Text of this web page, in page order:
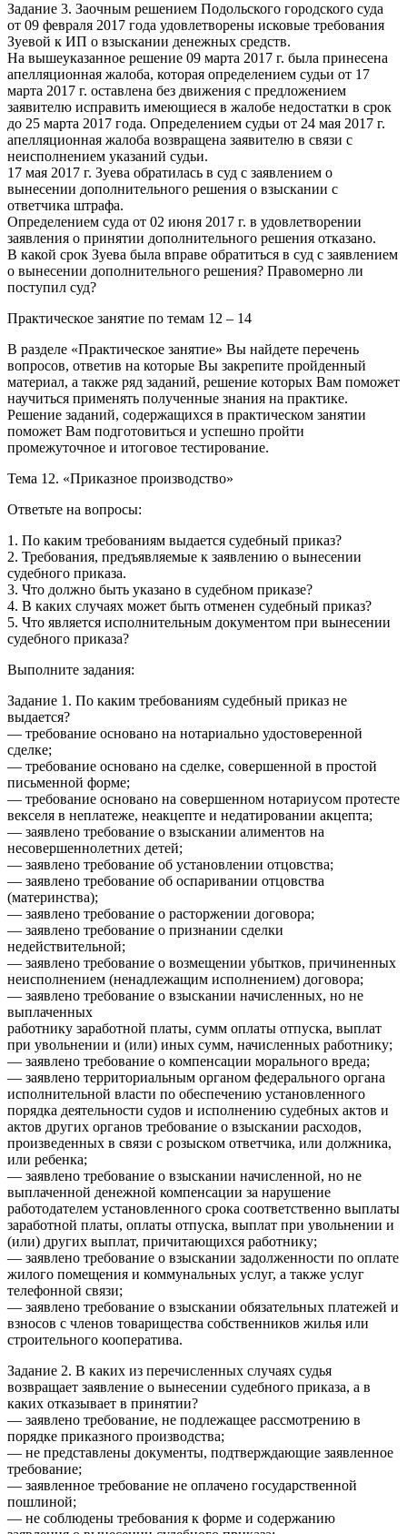
Задание 3. Заочным решением Подольского городского суда
от 09 февраля 2017 года удовлетворены исковые требования
Зуевой к ИП о взыскании денежных средств.
На вышеуказанное решение 09 марта 2017 г. была принесена
апелляционная жалоба, которая определением судьи от 17
марта 2017 г. оставлена без движения с предложением
заявителю исправить имеющиеся в жалобе недостатки в срок
до 25 марта 2017 года. Определением судьи от 24 мая 2017 г.
апелляционная жалоба возвращена заявителю в связи с
неисполнением указаний судьи.
17 мая 2017 г. Зуева обратилась в суд с заявлением о
вынесении дополнительного решения о взыскании с
ответчика штрафа.
Определением суда от 02 июня 2017 г. в удовлетворении
заявления о принятии дополнительного решения отказано.
В какой срок Зуева была вправе обратиться в суд с заявлением
о вынесении дополнительного решения? Правомерно ли
поступил суд?
Практическое занятие по темам 12 – 14
В разделе «Практическое занятие» Вы найдете перечень
вопросов, ответив на которые Вы закрепите пройденный
материал, а также ряд заданий, решение которых Вам поможет
научиться применять полученные знания на практике.
Решение заданий, содержащихся в практическом занятии
поможет Вам подготовиться и успешно пройти
промежуточное и итоговое тестирование.
Тема 12. «Приказное производство»
Ответьте на вопросы:
1. По каким требованиям выдается судебный приказ?
2. Требования, предъявляемые к заявлению о вынесении
судебного приказа.
3. Что должно быть указано в судебном приказе?
4. В каких случаях может быть отменен судебный приказ?
5. Что является исполнительным документом при вынесении
судебного приказа?
Выполните задания:
Задание 1. По каким требованиям судебный приказ не
выдается?
— требование основано на нотариально удостоверенной
сделке;
— требование основано на сделке, совершенной в простой
письменной форме;
— требование основано на совершенном нотариусом протесте
векселя в неплатеже, неакцепте и недатировании акцепта;
— заявлено требование о взыскании алиментов на
несовершеннолетних детей;
— заявлено требование об установлении отцовства;
— заявлено требование об оспаривании отцовства
(материнства);
— заявлено требование о расторжении договора;
— заявлено требование о признании сделки
недействительной;
— заявлено требование о возмещении убытков, причиненных
неисполнением (ненадлежащим исполнением) договора;
— заявлено требование о взыскании начисленных, но не
выплаченных
работнику заработной платы, сумм оплаты отпуска, выплат
при увольнении и (или) иных сумм, начисленных работнику;
— заявлено требование о компенсации морального вреда;
— заявлено территориальным органом федерального органа
исполнительной власти по обеспечению установленного
порядка деятельности судов и исполнению судебных актов и
актов других органов требование о взыскании расходов,
произведенных в связи с розыском ответчика, или должника,
или ребенка;
— заявлено требование о взыскании начисленной, но не
выплаченной денежной компенсации за нарушение
работодателем установленного срока соответственно выплаты
заработной платы, оплаты отпуска, выплат при увольнении и
(или) других выплат, причитающихся работнику;
— заявлено требование о взыскании задолженности по оплате
жилого помещения и коммунальных услуг, а также услуг
телефонной связи;
— заявлено требование о взыскании обязательных платежей и
взносов с членов товарищества собственников жилья или
строительного кооператива.
Задание 2. В каких из перечисленных случаях судья
возвращает заявление о вынесении судебного приказа, а в
каких отказывает в принятии?
— заявлено требование, не подлежащее рассмотрению в
порядке приказного производства;
— не представлены документы, подтверждающие заявленное
требование;
— заявленное требование не оплачено государственной
пошлиной;
— не соблюдены требования к форме и содержанию